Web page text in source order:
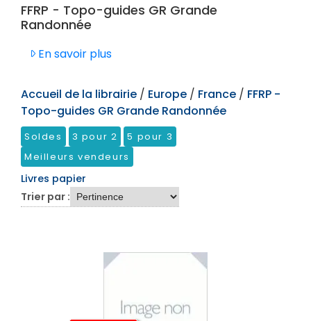
FFRP - Topo-guides GR Grande
Randonnée
En savoir plus
Accueil de la librairie / Europe / France / FFRP -
Topo-guides GR Grande Randonnée
Soldes 3 pour 2
5 pour 3
Meilleurs vendeurs
Livres papier
Trier par :